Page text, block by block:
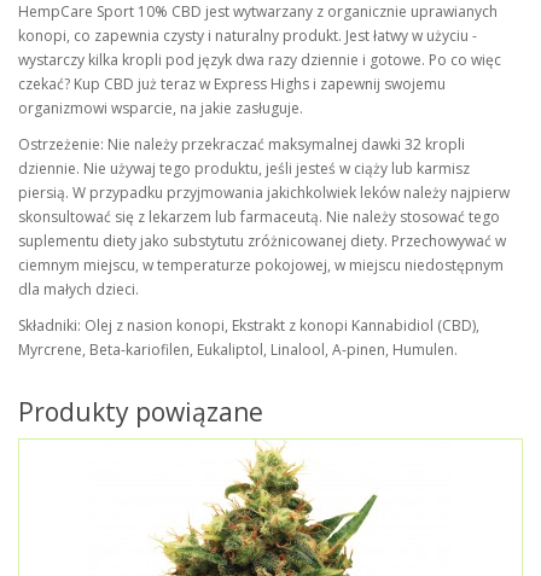
HempCare Sport 10% CBD jest wytwarzany z organicznie uprawianych
konopi, co zapewnia czysty i naturalny produkt. Jest łatwy w użyciu -
wystarczy kilka kropli pod język dwa razy dziennie i gotowe. Po co więc
czekać? Kup CBD już teraz w Express Highs i zapewnij swojemu
organizmowi wsparcie, na jakie zasługuje.
Ostrzeżenie: Nie należy przekraczać maksymalnej dawki 32 kropli
dziennie. Nie używaj tego produktu, jeśli jesteś w ciąży lub karmisz
piersią. W przypadku przyjmowania jakichkolwiek leków należy najpierw
skonsultować się z lekarzem lub farmaceutą. Nie należy stosować tego
suplementu diety jako substytutu zróżnicowanej diety. Przechowywać w
ciemnym miejscu, w temperaturze pokojowej, w miejscu niedostępnym
dla małych dzieci.
Składniki: Olej z nasion konopi, Ekstrakt z konopi Kannabidiol (CBD),
Myrcrene, Beta-kariofilen, Eukaliptol, Linalool, A-pinen, Humulen.
Produkty powiązane